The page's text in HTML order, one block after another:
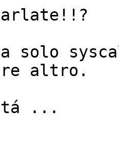
solo
altro.
...